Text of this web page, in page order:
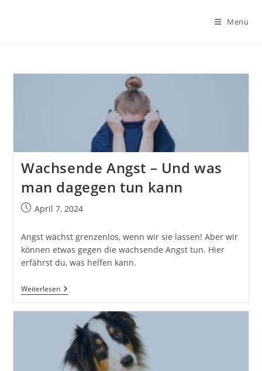
Menü
Wachsende Angst – Und was
man dagegen tun kann
BeitragApril 7, 2024
Angst wächst grenzenlos, wenn wir sie lassen! Aber wir
können etwas gegen die wachsende Angst tun. Hier
erfährst du, was helfen kann.
WeiterlesenWachsende
Angst
Was
Man
Dagegen
Tun
Kann